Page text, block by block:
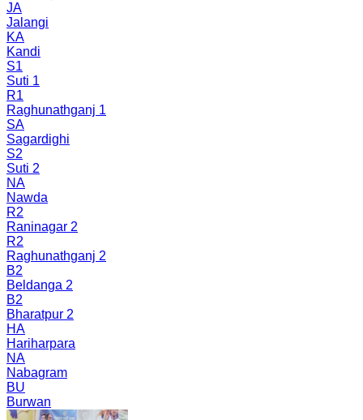
JA
Jalangi
KA
Kandi
S1
Suti 1
R1
Raghunathganj 1
SA
Sagardighi
S2
Suti 2
NA
Nawda
R2
Raninagar 2
R2
Raghunathganj 2
B2
Beldanga 2
B2
Bharatpur 2
HA
Hariharpara
NA
Nabagram
BU
Burwan